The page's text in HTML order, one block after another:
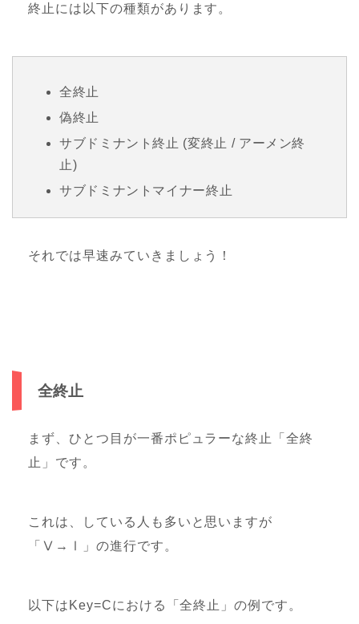
終止には以下の種類があります。
全終止
偽終止
サブドミナント終止 (変終止 / アーメン終
止)
サブドミナントマイナー終止
それでは早速みていきましょう！
全終止
まず、ひとつ目が一番ポピュラーな終止「全終
止」です。
これは、している人も多いと思いますが
「Ⅴ→Ⅰ」の進行です。
以下はKey=Cにおける「全終止」の例です。